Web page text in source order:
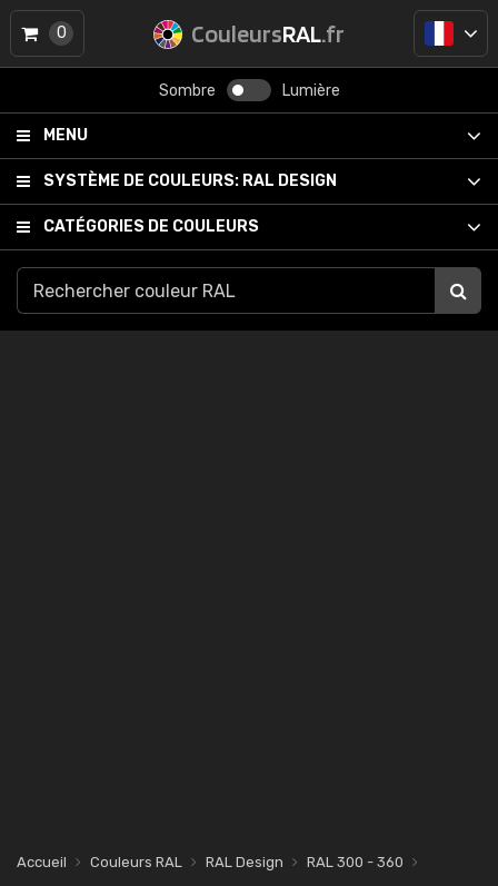
CouleursRAL.fr
Sombre Lumière
MENU
SYSTÈME DE COULEURS: RAL DESIGN
CATÉGORIES DE COULEURS
0
Accueil Couleurs RAL RAL Design
RAL 300 - 360